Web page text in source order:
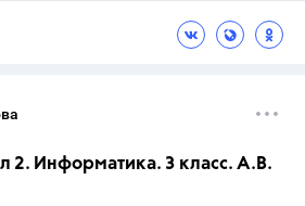
2. Информатика. 3 класс. А.В.